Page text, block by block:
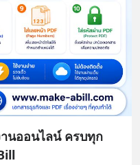
านออนไลน์ ครบทุก